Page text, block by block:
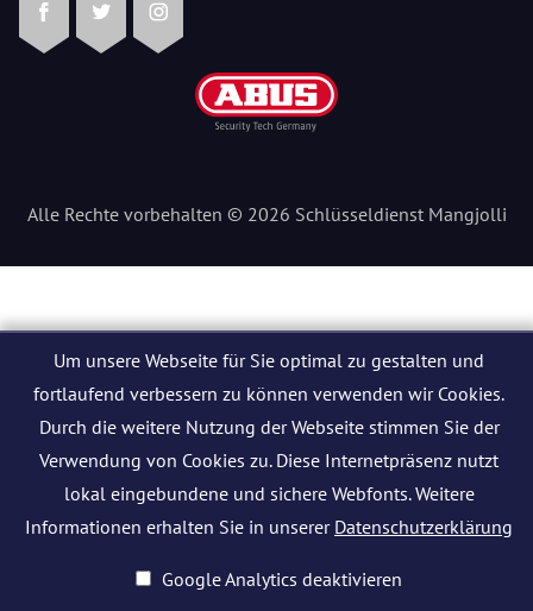
FacebookTwitterInstagram
Alle Rechte vorbehalten © 2026 Schlüsseldienst Mangjolli
Um unsere Webseite für Sie optimal zu gestalten und
fortlaufend verbessern zu können verwenden wir Cookies.
Durch die weitere Nutzung der Webseite stimmen Sie der
Verwendung von Cookies zu. Diese Internetpräsenz nutzt
lokal eingebundene und sichere Webfonts. Weitere
Informationen erhalten Sie in unserer Datenschutzerklärung
Google Analytics deaktivieren